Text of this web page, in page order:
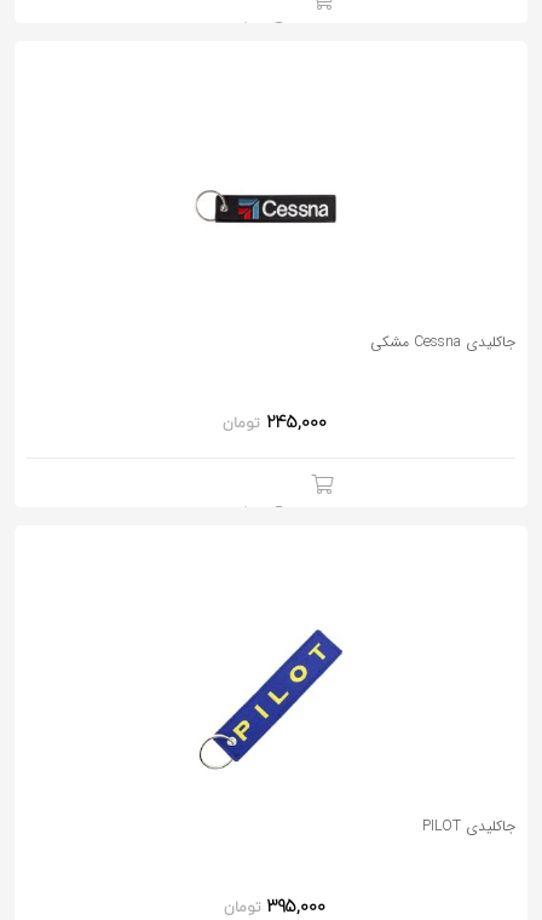
جاکلیدی Cessna مشکی
تومان 245,000
جاکلیدی PILOT
تومان 395,000